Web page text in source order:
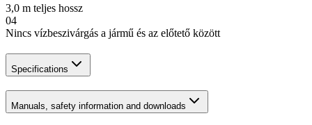
3,0 m teljes hossz
04
Nincs vízbeszivárgás a jármű és az előtető között
Specifications
Manuals, safety information and downloads